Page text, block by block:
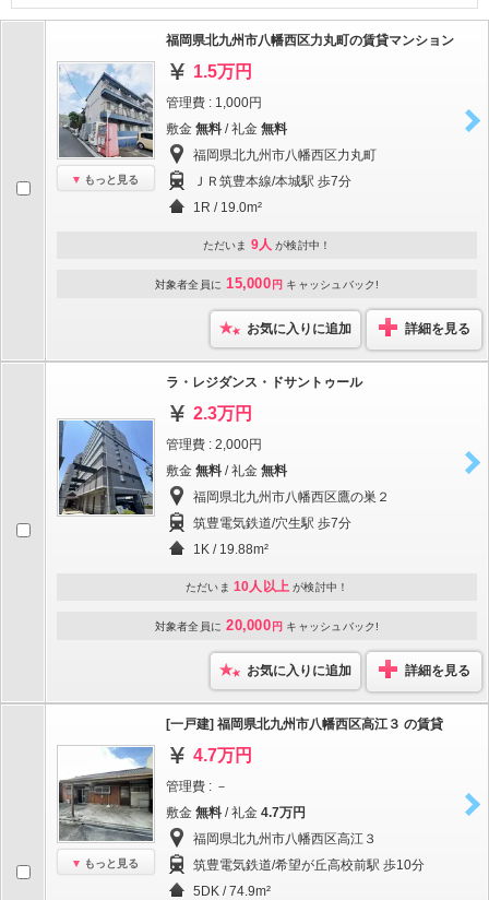
もっと見る
福岡県北九州市八幡西区力丸町の賃貸マンション
1.5万円
管理費 : 1,000円
敷金 無料 / 礼金 無料
福岡県北九州市八幡西区力丸町
ＪＲ筑豊本線/本城駅 歩7分
1R / 19.0m²
ただいま 9人 が検討中！
対象者全員に 15,000 円 キャッシュバック!
お気に入りに追加 詳細を見る
ラ・レジダンス・ドサントゥール
2.3万円
管理費 : 2,000円
敷金 無料 / 礼金 無料
福岡県北九州市八幡西区鷹の巣２
筑豊電気鉄道/穴生駅 歩7分
1K / 19.88m²
ただいま 10人以上 が検討中！
対象者全員に 20,000 円 キャッシュバック!
お気に入りに追加 詳細を見る
もっと見る
[一戸建] 福岡県北九州市八幡西区高江３ の賃貸
4.7万円
管理費 : －
敷金 無料 / 礼金 4.7万円
福岡県北九州市八幡西区高江３
筑豊電気鉄道/希望が丘高校前駅 歩10分
5DK / 74.9m²